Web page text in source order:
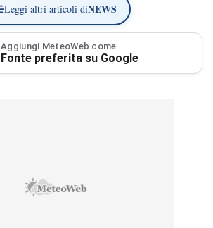
Leggi altri articoli diNEWS
Aggiungi MeteoWeb come
Fonte preferita su Google